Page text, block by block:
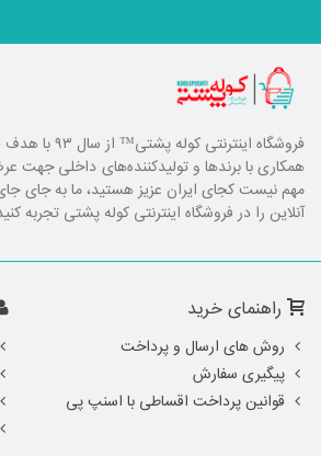
فروشگاه اینترنتی کوله پشتی
™ از
همکاری با برند‌ها و تولیدکننده‌های داخلی
مهم نیست کجای ایران عزیز هستید، ما به جای جای
آنلاین را در فروشگاه اینترنتی کوله پشتی تجربه
راهنمای خرید
روش های ارسال و پرداخت
پیگیری سفارش
قوانین پرداخت اقساطی با اسنپ پی